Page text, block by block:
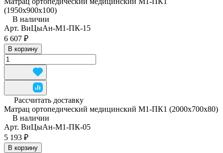
(1950x900x100)
В наличии
Арт. ВиЦыАн-М1-ПК-15
6 607 ₽
В корзину
Рассчитать доставку
Матрац ортопедический медицинский М1-ПК1 (2000x700x80)
В наличии
Арт. ВиЦыАн-М1-ПК-05
5 193 ₽
В корзину